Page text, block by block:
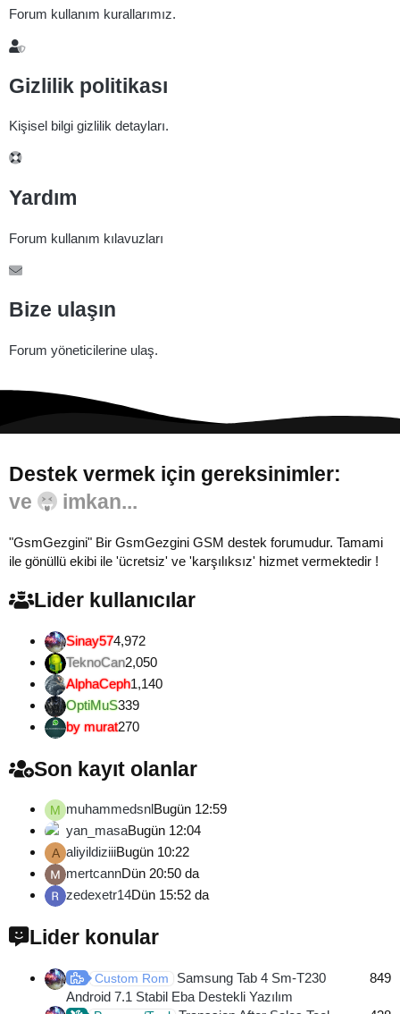
Forum kullanım kurallarımız.
Gizlilik politikası
Kişisel bilgi gizlilik detayları.
Yardım
Forum kullanım kılavuzları
Bize ulaşın
Forum yöneticilerine ulaş.
Destek vermek için gereksinimler:
Gönül...
"GsmGezgini" Bir GsmGezgini GSM destek forumudur. Tamami
ile gönüllü ekibi ile 'ücretsiz' ve 'karşılıksız' hizmet vermektedir !
Lider kullanıcılar
Sinay574,972
TeknoCan2,050
AlphaCeph1,140
OptiMuS339
by murat270
Son kayıt olanlar
M muhammedsnlBugün 12:59
yan_masaBugün 12:04
A aliyildiziiiBugün 10:22
mertcannDün 20:50 da
zedexetr14Dün 15:52 da
Lider konular
Custom Rom
Samsung Tab 4 Sm-T230
Android 7.1 Stabil Eba Destekli Yazılım
849